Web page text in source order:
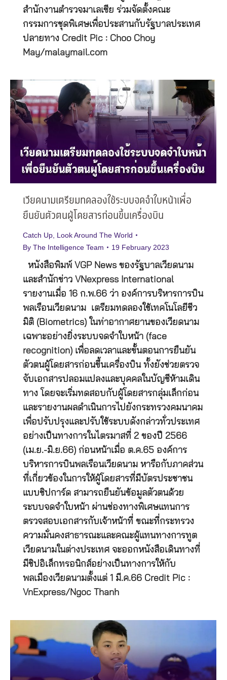
สำนักงานตำรวจมาเลเซีย ร่วมจัดตั้งคณะ
กรรมการชุดพิเศษเพื่อประสานกับรัฐบาลประเทศ
ปลายทาง Credit Pic : Choo Choy
May/malaymail.com
เวียดนามเตรียมทดลองใช้ระบบจดจำใบหน้าเพื่อ
ยืนยันตัวตนผู้โดยสารก่อนขึ้นเครื่องบิน
Catch Up Look Around The World
By The Intelligence Team 19 February 2023
หนังสือพิมพ์ VGP News ของรัฐบาลเวียดนาม
และสำนักข่าว VNexpress International
รายงานเมื่อ 16 ก.พ.66 ว่า องค์การบริหารการบิน
พลเรือนเวียดนาม เตรียมทดลองใช้เทคโนโลยีชีว
มิติ (Biometrics) ในท่าอากาศยานของเวียดนาม
เฉพาะอย่างยิ่งระบบจดจำใบหน้า (face
recognition) เพื่อลดเวลาและขั้นตอนการยืนยัน
ตัวตนผู้โดยสารก่อนขึ้นเครื่องบิน ทั้งยังช่วยตรวจ
จับเอกสารปลอมแปลงและบุคคลในบัญชีห้ามเดิน
ทาง โดยจะเริ่มทดสอบกับผู้โดยสารกลุ่มเล็กก่อน
และรายงานผลดำเนินการไปยังกระทรวงคมนาคม
เพื่อปรับปรุงและปรับใช้ระบบดังกล่าวทั่วประเทศ
อย่างเป็นทางการในไตรมาสที่ 2 ของปี 2566
(เม.ย.-มิ.ย.66) ก่อนหน้าเมื่อ ต.ค.65 องค์การ
บริหารการบินพลเรือนเวียดนาม หารือกับภาคส่วน
ที่เกี่ยวข้องในการให้ผู้โดยสารที่มีบัตรประชาชน
แบบชิปการ์ด สามารถยืนยันข้อมูลตัวตนด้วย
ระบบจดจำใบหน้า ผ่านช่องทางพิเศษแทนการ
ตรวจสอบเอกสารกับเจ้าหน้าที่ ขณะที่กระทรวง
ความมั่นคงสาธารณะและคณะผู้แทนทางการทูต
เวียดนามในต่างประเทศ จะออกหนังสือเดินทางที่
มีชิปอิเล็กทรอนิกส์อย่างเป็นทางการให้กับ
พลเมืองเวียดนามตั้งแต่ 1 มี.ค.66 Credit Pic :
VnExpress/Ngoc Thanh